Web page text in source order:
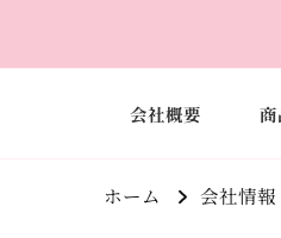
会社概要
ホーム 会社情報